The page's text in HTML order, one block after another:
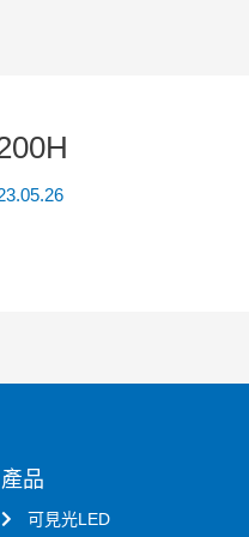
產品
可見光LED